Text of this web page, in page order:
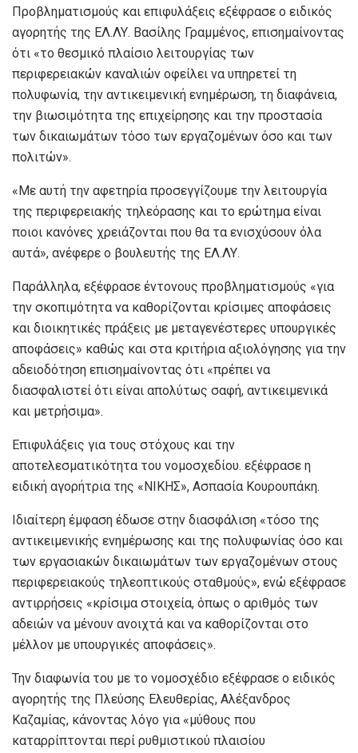
Προβληματισμούς και επιφυλάξεις εξέφρασε ο ειδικός
αγορητής της ΕΛ.ΛΥ. Βασίλης Γραμμένος, επισημαίνοντας
ότι «το θεσμικό πλαίσιο λειτουργίας των
περιφερειακών καναλιών οφείλει να υπηρετεί τη
πολυφωνία, την αντικειμενική ενημέρωση, τη διαφάνεια,
την βιωσιμότητα της επιχείρησης και την προστασία
των δικαιωμάτων τόσο των εργαζομένων όσο και των
πολιτών».
«Με αυτή την αφετηρία προσεγγίζουμε την λειτουργία
της περιφερειακής τηλεόρασης και το ερώτημα είναι
ποιοι κανόνες χρειάζονται που θα τα ενισχύσουν όλα
αυτά», ανέφερε ο βουλευτής της ΕΛ.ΛΥ.
Παράλληλα, εξέφρασε έντονους προβληματισμούς «για
την σκοπιμότητα να καθορίζονται κρίσιμες αποφάσεις
και διοικητικές πράξεις με μεταγενέστερες υπουργικές
αποφάσεις» καθώς και στα κριτήρια αξιολόγησης για την
αδειοδότηση επισημαίνοντας ότι «πρέπει να
διασφαλιστεί ότι είναι απολύτως σαφή, αντικειμενικά
και μετρήσιμα».
Επιφυλάξεις για τους στόχους και την
αποτελεσματικότητα του νομοσχεδίου. εξέφρασε η
ειδική αγορήτρια της «ΝΙΚΗΣ», Ασπασία Κουρουπάκη.
Ιδιαίτερη έμφαση έδωσε στην διασφάλιση «τόσο της
αντικειμενικής ενημέρωσης και της πολυφωνίας όσο και
των εργασιακών δικαιωμάτων των εργαζομένων στους
περιφερειακούς τηλεοπτικούς σταθμούς», ενώ εξέφρασε
αντιρρήσεις «κρίσιμα στοιχεία, όπως ο αριθμός των
αδειών να μένουν ανοιχτά και να καθορίζονται στο
μέλλον με υπουργικές αποφάσεις».
Την διαφωνία του με το νομοσχέδιο εξέφρασε ο ειδικός
αγορητής της Πλεύσης Ελευθερίας, Αλέξανδρος
Καζαμίας, κάνοντας λόγο για «μύθους που
καταρρίπτονται περί ρυθμιστικού πλαισίου